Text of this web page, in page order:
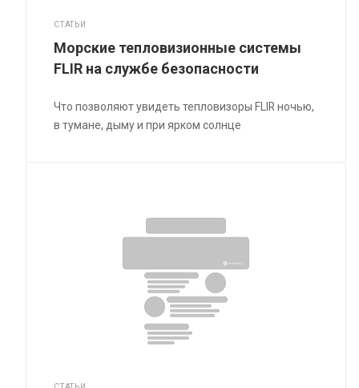
СТАТЬИ
Морские тепловизионные системы
FLIR на службе безопасности
Что позволяют увидеть тепловизоры FLIR ночью,
в тумане, дыму и при ярком солнце